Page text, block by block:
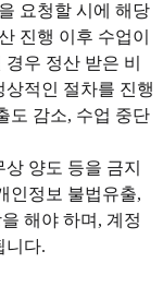
요청할 시에 해당
진행 이후 수업이
우 정산 받은 비
적인 절차를 진행
도 감소, 수업 중단
양도 등을 금지
인정보 불법유출,
해야 하며, 계정
니다.